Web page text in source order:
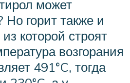
может
Но горит также и
которой строят
возгорания
491°C, тогда